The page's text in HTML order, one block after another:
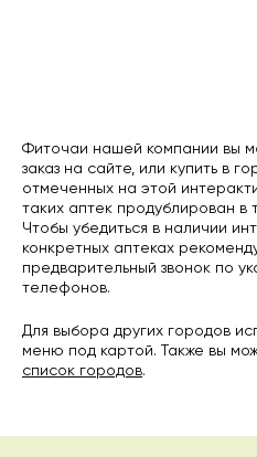
Фиточаи нашей компании вы
заказ на сайте, или купить в
отмеченных на этой
таких аптек продублирован в
Чтобы убедиться в наличии
конкретных аптеках
предварительный звонок по
телефонов.
Для выбора других городов
меню под картой. Также вы
список городов.